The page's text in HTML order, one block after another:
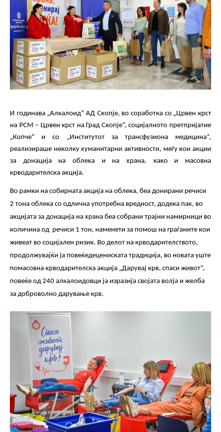
И годинава „Алкалоид“ АД Скопје, во соработка со „Црвен крст
на РСМ – Црвен крст на Град Скопје“,социјалното претпријатие
„Копче“ и со „Институтот за трансфузиона медицина“,
реализираше неколку хуманитарни активности, меѓу кои акции
за донација на облека и на храна, како и масовна
крводарителска акција.
Во рамки на собирната акција на облека, беа донирани речиси
2 тона облека со одлична употребна вредност, додека пак, во
акцијата за донација на храна беа собрани трајни намирници во
количина од речиси 1 тон, наменети за помош на граѓаните кои
живеат во социјален ризик. Во делот на крводарителството,
продолжувајќи ја повеќедецениската традиција, во новата уште
помасовна крводарителска акција „Дарувај крв, спаси живот“,
повеќе од 240 алкалоидовци ја изразија својата волја и желба
за доброволно дарување крв.